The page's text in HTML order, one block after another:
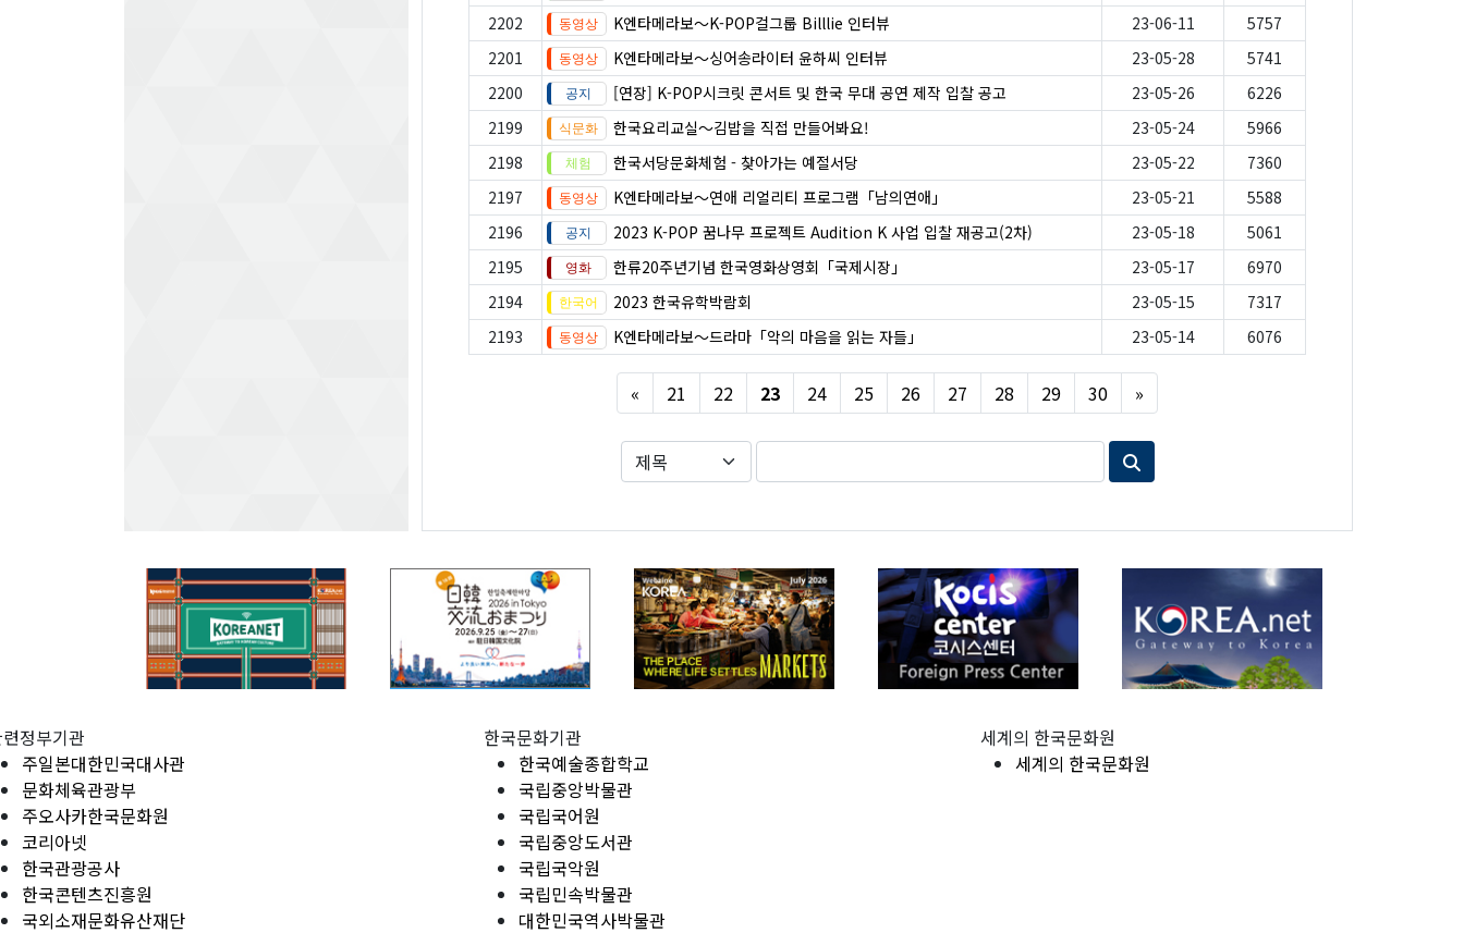
2202
K엔타메라보～K-POP걸그룹 Billlie 인터뷰 23-06-11
5757
2201
K엔타메라보～싱어송라이터 윤하씨 인터뷰 23-05-28
5741
2200
[연장] K-POP시크릿 콘서트 및 한국 무대 공연 제작 입찰 공고 23-05-26
6226
2199
한국요리교실〜김밥을 직접 만들어봐요! 23-05-24
5966
2198
한국서당문화체험 - 찾아가는 예절서당 23-05-22
7360
2197
K엔타메라보～연애 리얼리티 프로그램「남의연애」 23-05-21
5588
2196
2023 K-POP 꿈나무 프로젝트 Audition K 사업 입찰 재공고(2차) 23-05-18
5061
2195
한류20주년기념 한국영화상영회「국제시장」 23-05-17
6970
2194
2023 한국유학박람회 23-05-15
7317
2193
K엔타메라보～드라마「악의 마음을 읽는 자들」 23-05-14 6076
« Previous
21 22 23 24 25 26 27 28 29 30 »
정부기관
주일본대한민국대사관
문화체육관광부
주오사카한국문화원
코리아넷
한국관광공사
한국콘텐츠진흥원
국외소재문화유산재단
한국문화기관
한국예술종합학교
국립중앙박물관
국립국어원
국립중앙도서관
국립국악원
국립민속박물관
대한민국역사박물관
세계의 한국문화원
세계의 한국문화원